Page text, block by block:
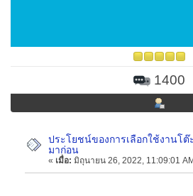
1400
ประโยชน์ของการเลือกใช้งานโ
มาก่อน
« เมื่อ: มิถุนายน 26, 2022, 11:09:01